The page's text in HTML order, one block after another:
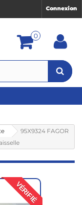
Connexion
0
95X9324 FAGOR
VÉRIFIÉ